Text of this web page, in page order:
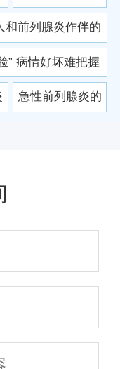
健康生活习惯开
始
和前列腺炎作伴的
恶习要改掉
” 病情好坏难把握
急性前列腺炎的